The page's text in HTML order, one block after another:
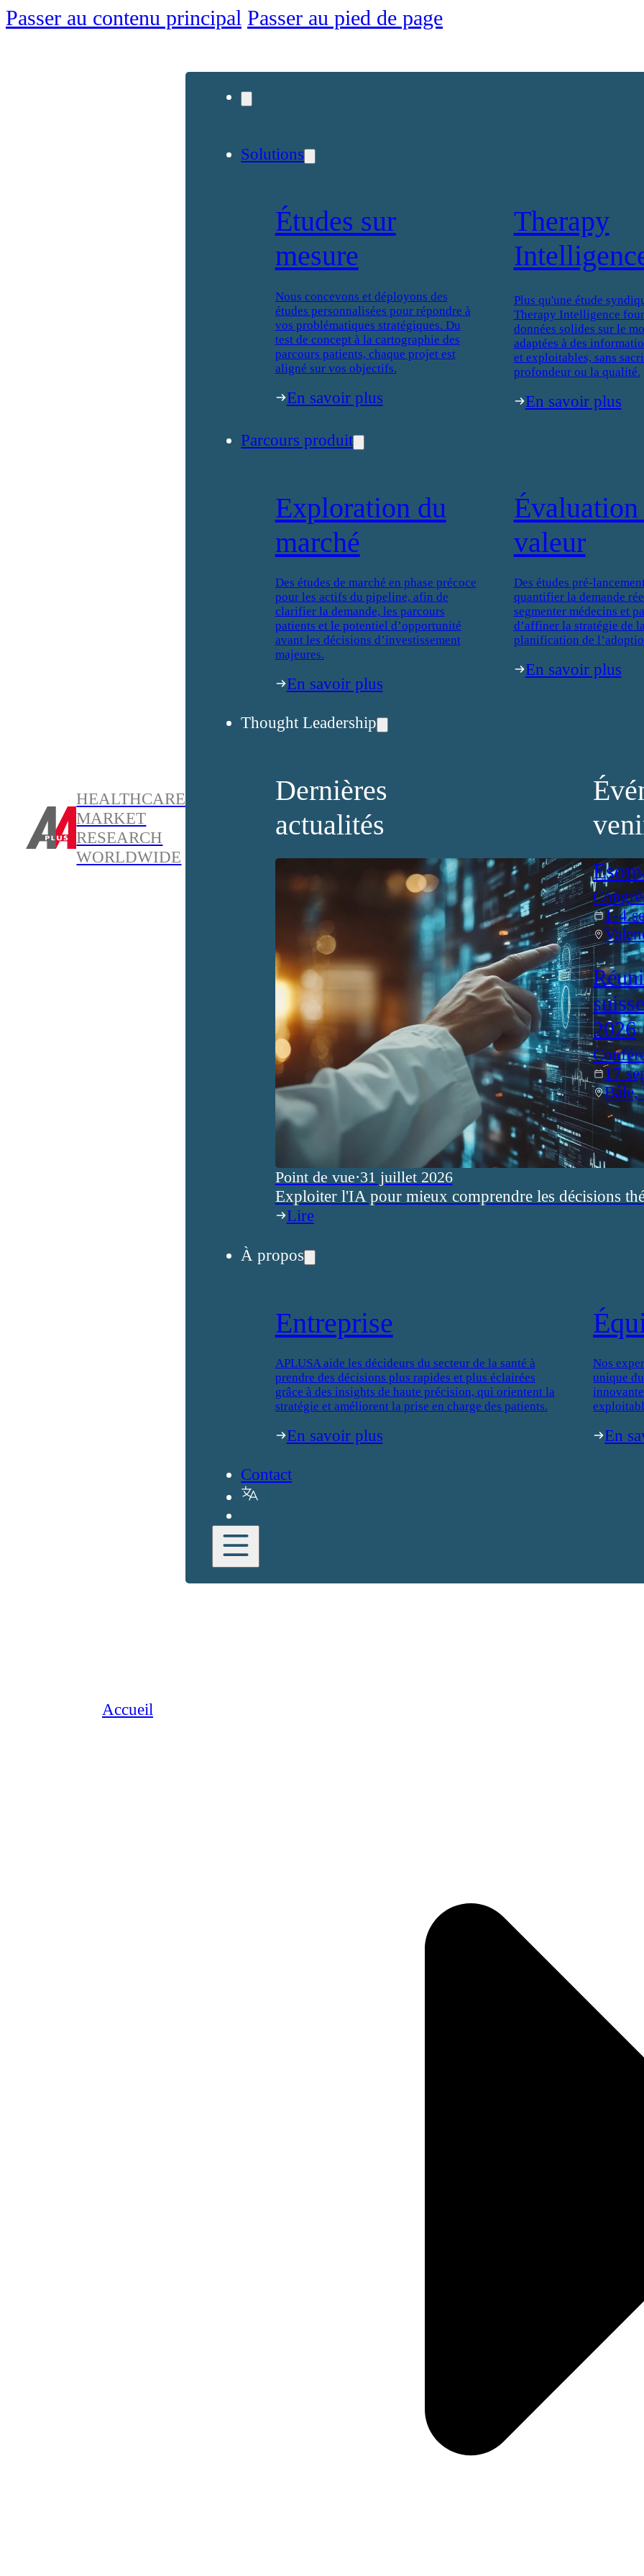
Passer au contenu principal Passer au pied de page
HEALTHCARE
MARKET
RESEARCH
WORLDWIDE
Solutions
Études sur
mesure
Nous concevons et déployons des
études personnalisées pour répondre à
vos problématiques stratégiques. Du
test de concept à la cartographie des
parcours patients, chaque projet est
aligné sur vos objectifs.
En savoir plus
Therapy
Plus qu'une étude
Therapy Intelligence
données solides sur le
adaptées à des
et exploitables, sans
profondeur ou la qualité.
En savoir plus
Parcours produit
Exploration du
marché
Des études de marché en phase précoce
pour les actifs du pipeline, afin de
clarifier la demande, les parcours
patients et le potentiel d’opportunité
avant les décisions d’investissement
majeures.
En savoir plus
Évaluation
valeur
Des études pré-
quantifier la demande
segmenter médecins et
d’affiner la stratégie de
planification de
En savoir plus
Thought Leadership
Dernières
actualités
Point de vue·31 juillet 2026
Exploiter l'IA pour mieux comprendre les décisions
Lire
1-4
2026
17
Bâle,
À propos
Entreprise
APLUSA aide les décideurs du secteur de la santé à
prendre des décisions plus rapides et plus éclairées
grâce à des insights de haute précision, qui orientent la
stratégie et améliorent la prise en charge des patients.
En savoir plus
Nos
unique
En
Contact
Accueil